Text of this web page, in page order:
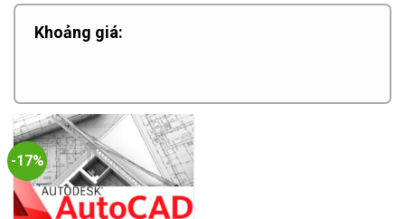
Khoảng giá:
-17%